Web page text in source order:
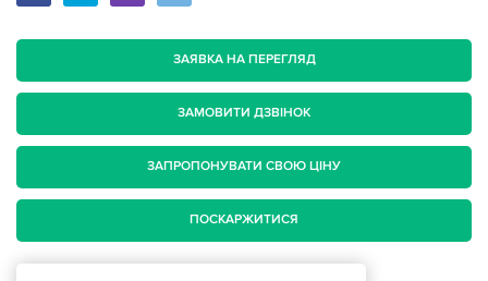
ЗАЯВКА НА ПЕРЕГЛЯД
ЗАМОВИТИ ДЗВІНОК
ЗАПРОПОНУВАТИ СВОЮ ЦІНУ
ПОСКАРЖИТИСЯ